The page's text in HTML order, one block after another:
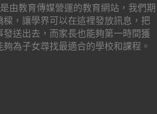
由教育傳媒營運的教育網站，我們期
，讓學界可以在這裡發放訊息，把
送出去，而家長也能夠第一時間獲
為子女尋找最適合的學校和課程。